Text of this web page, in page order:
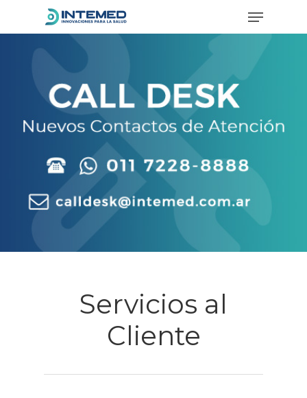
Hit enter to search or ESC to close
Servicios al
Cliente